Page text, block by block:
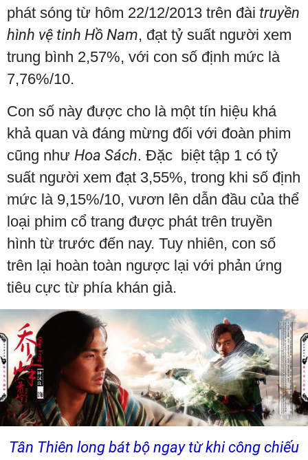
phát sóng từ hôm 22/12/2013 trên đài truyền
hình vệ tinh Hồ Nam, đạt tỷ suất người xem
trung bình 2,57%, với con số định mức là
7,76%/10.
Con số này được cho là một tín hiệu khá
khả quan và đáng mừng đối với đoàn phim
cũng như Hoa Sách. Đặc biệt tập 1 có tỷ
suất người xem đạt 3,55%, trong khi số định
mức là 9,15%/10, vươn lên dẫn đầu của thể
loại phim cổ trang được phát trên truyền
hình từ trước đến nay. Tuy nhiên, con số
trên lại hoàn toàn ngược lại với phản ứng
tiêu cực từ phía khán giả.
Tân Thiên long bát bộ ngay từ khi công chiếu